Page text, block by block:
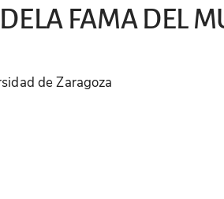
FAMA DEL
de Zaragoza